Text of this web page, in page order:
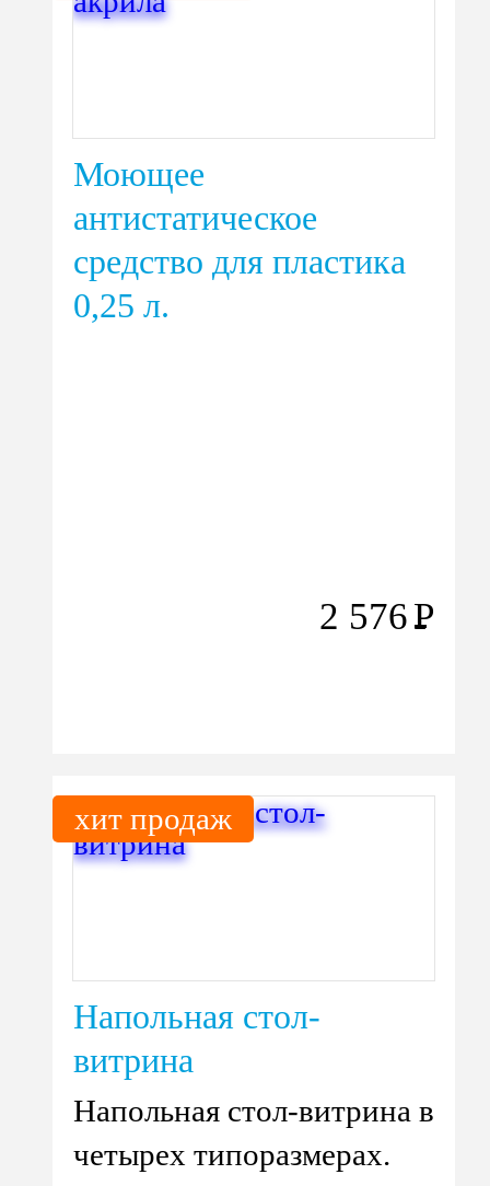
Моющее
антистатическое
средство для пластика
0,25 л.
2 576Р
хит продаж
Напольная стол-
витрина
Напольная стол-витрина в
четырех типоразмерах.